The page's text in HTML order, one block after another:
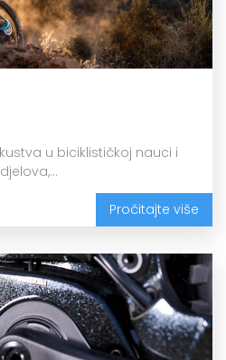
u biciklističkoj nauci i
Pročitajte više